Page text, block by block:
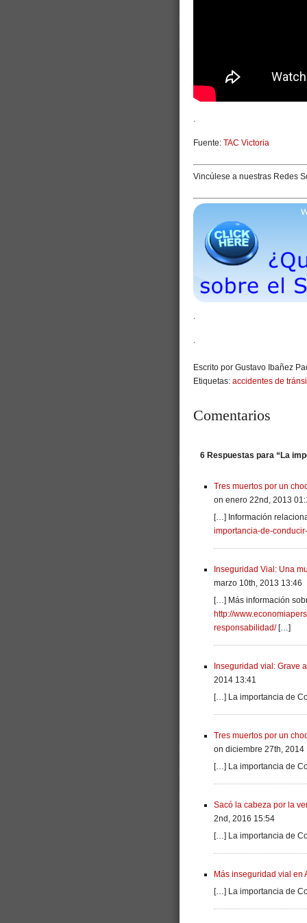
.
Fuente: TAC Victoria
Vincúlese a nuestras Redes
.
.
Escrito por Gustavo Ibañez
Etiquetas: accidentes de
Comentarios
6 Respuestas para “La
Tres muertos por un
on enero 22nd, 2013
[…] Información
importancia-de-
Inseguridad Vial: Una
marzo 10th, 2013 13:46
[…] Más información
http://
responsabilidad/[…]
Inseguridad vial: Grave
2014 13:41
[…] La importancia de
Tres muertos por un
on diciembre 27th, 2014
[…] La importancia de
Sacó la cabeza por la
2nd, 2016 15:54
[…] La importancia de
Más inseguridad vial en
[…] La importancia de